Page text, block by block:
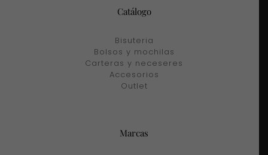
Catálogo
Bisuteria
Bolsos y mochilas
Carteras y neceseres
Accesorios
Outlet
Marcas